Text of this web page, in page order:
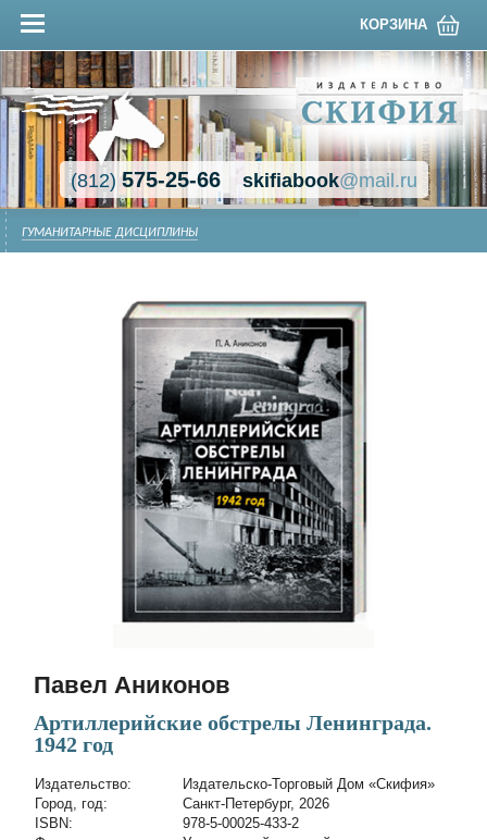
КОРЗИНА
(812)575-25-66 skifiabook@mail.ru
ГУМАНИТАРНЫЕ ДИСЦИПЛИНЫ
Павел Аниконов
Артиллерийские обстрелы Ленинграда.
1942 год
Издательство:
Издательско-Торговый Дом «Скифия»
Город, год:
Санкт-Петербург, 2026
ISBN:
978-5-00025-433-2